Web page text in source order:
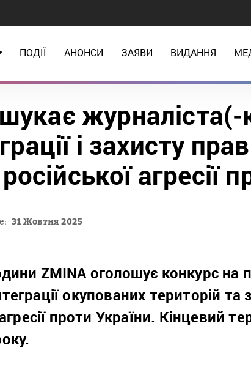
ПОДІЇ АНОНСИ ЗАЯВИ ВИДАННЯ
і захисту
агресії
31 Жовтня 2025
ZMINA оголошує конкурс на
окупованих територій
проти України. Кінцевий